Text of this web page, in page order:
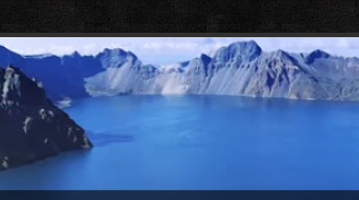
Přejít k
hlavnímu
obsahu